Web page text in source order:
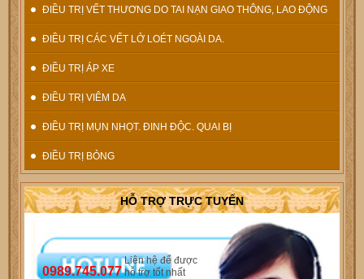
ĐIỀU TRỊ VẾT THƯƠNG DO TAI NẠN GIAO THÔNG, LAO ĐỘNG
ĐIỀU TRỊ CÁC VẾT LỞ LOÉT NGOÀI DA.
ĐIỀU TRỊ ÁP XE
ĐIỀU TRỊ VIÊM DA
ĐIỀU TRỊ MỤN NHỌT. ĐINH ĐỘC. QUAI BỊ
ĐIỀU TRỊ BỎNG
HỖ TRỢ TRỰC TUYẾN
0989.745.077
Liên hệ để được
hỗ trợ tốt nhất